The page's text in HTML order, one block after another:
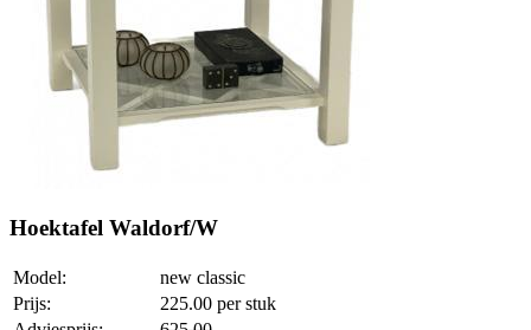
Hoektafel Waldorf/W
Model:
new classic
Prijs:
225.00 per stuk